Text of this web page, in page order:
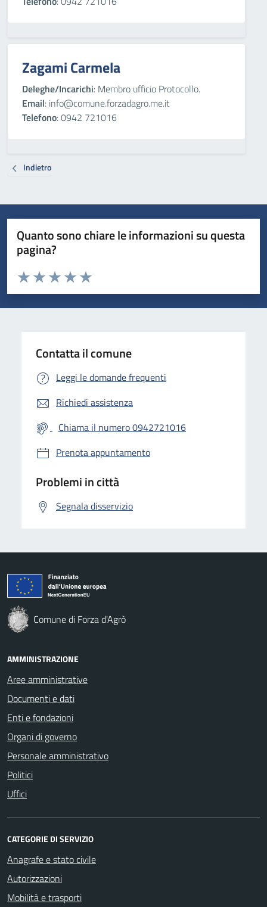
Zagami Carmela
Deleghe/Incarichi: Membro ufficio Protocollo.
Email: info@comune.forzadagro.me.it
Telefono: 0942 721016
Indietro
Quanto sono chiare le informazioni su questa
pagina?
Valuta da 1 a 5 stelle la pagina
Valuta 5 stelle su 5
Valuta 4 stelle su 5
Valuta 3 stelle su 5
Valuta 2 stelle su 5
Valuta 1 stelle su 5
Contatta il comune
Leggi le domande frequenti
Richiedi assistenza
Chiama il numero 0942721016
Prenota appuntamento
Problemi in città
Segnala disservizio
Comune di Forza d'Agrò
AMMINISTRAZIONE
Aree amministrative
Documenti e dati
Enti e fondazioni
Organi di governo
Personale amministrativo
Politici
Uffici
CATEGORIE DI SERVIZIO
Anagrafe e stato civile
Autorizzazioni
Mobilità e trasporti